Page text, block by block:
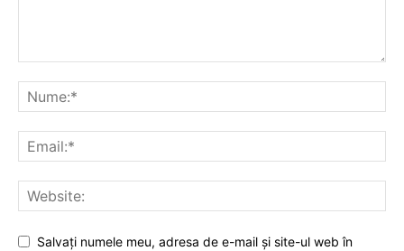
Salvați numele meu, adresa de e-mail și site-ul web în